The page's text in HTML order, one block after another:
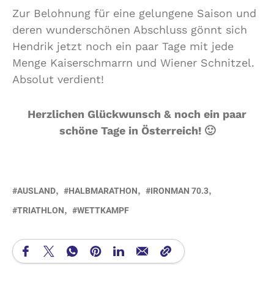
Zur Belohnung für eine gelungene Saison und
deren wunderschönen Abschluss gönnt sich
Hendrik jetzt noch ein paar Tage mit jede
Menge Kaiserschmarrn und Wiener Schnitzel.
Absolut verdient!
Herzlichen Glückwunsch & noch ein paar
schöne Tage in Österreich! 🙂
AUSLAND HALBMARATHON
IRONMAN 70.3
TRIATHLON
WETTKAMPF